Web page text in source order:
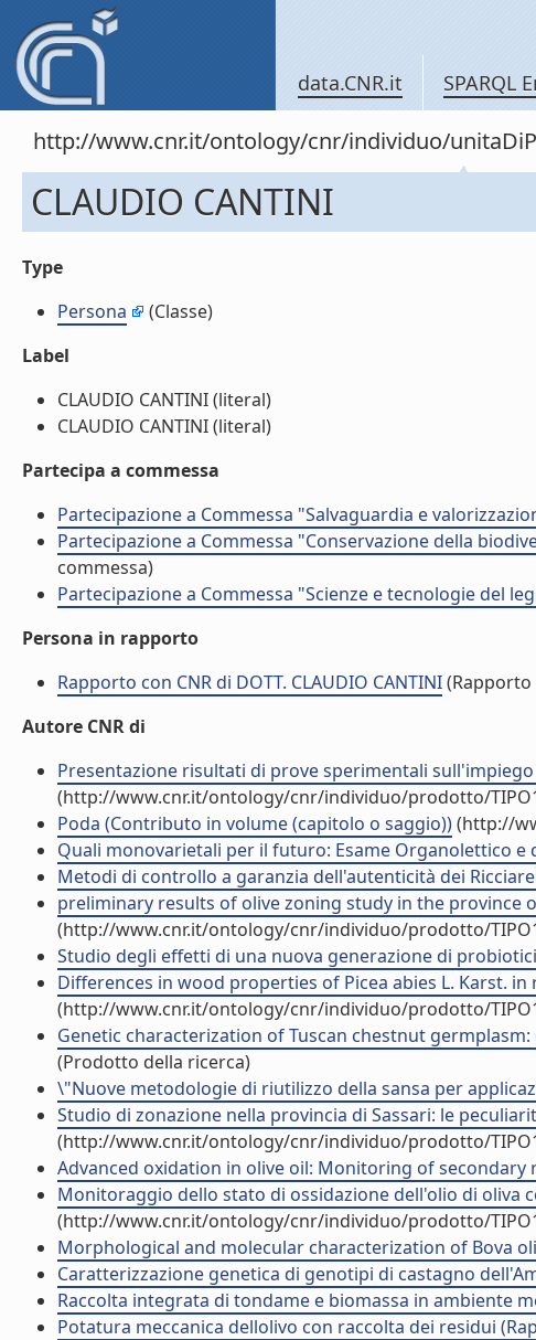
data.CNR.it SPARQL
http://www.cnr.it/ontology/cnr/individuo/
CLAUDIO CANTINI
Type
Persona
(Classe)
Label
CLAUDIO CANTINI (literal)
CLAUDIO CANTINI (literal)
Partecipa a commessa
Partecipazione a Commessa "Salvaguardia e
Partecipazione a Commessa "Conservazione della
commessa)
Partecipazione a Commessa "Scienze e tecnologie del
Persona in rapporto
Rapporto con CNR di DOTT. CLAUDIO CANTINI(Rapporto
Autore CNR di
Presentazione risultati di prove sperimentali
(http://www.cnr.it/ontology/cnr/individuo/prodotto/
Poda (Contributo in volume (capitolo o saggio))(http://
Quali monovarietali per il futuro: Esame Organolettico
Metodi di controllo a garanzia dell'autenticità dei
preliminary results of olive zoning study in the province
(http://www.cnr.it/ontology/cnr/individuo/prodotto/
Studio degli effetti di una nuova generazione di
Differences in wood properties of Picea abies L. Karst.
(http://www.cnr.it/ontology/cnr/individuo/prodotto/
Genetic characterization of Tuscan chestnut
(Prodotto della ricerca)
\"Nuove metodologie di riutilizzo della sansa per
Studio di zonazione nella provincia di Sassari: le
(http://www.cnr.it/ontology/cnr/individuo/prodotto/
Advanced oxidation in olive oil: Monitoring of
Monitoraggio dello stato di ossidazione dell'olio di oliva
(http://www.cnr.it/ontology/cnr/individuo/prodotto/
Morphological and molecular characterization of Bova
Caratterizzazione genetica di genotipi di castagno
Raccolta integrata di tondame e biomassa in ambiente
Potatura meccanica dellolivo con raccolta dei residui